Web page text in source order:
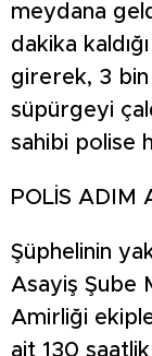
meydana
dakika
girerek, 3
süpürgeyi
sahibi polise
POLİS ADIM
Şüphelinin
Asayiş Şube
Amirliği
ait 130